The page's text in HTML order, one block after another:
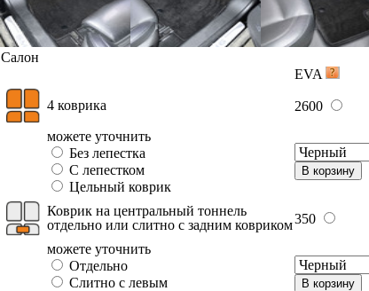
Салон
EVA
4 коврика 2600
можете уточнить
Без лепестка
С лепестком
Цельный коврик
В корзину
Коврик на центральный тоннель
отдельно или слитно с задним ковриком350
можете уточнить
Отдельно
Слитно с левым
В корзину